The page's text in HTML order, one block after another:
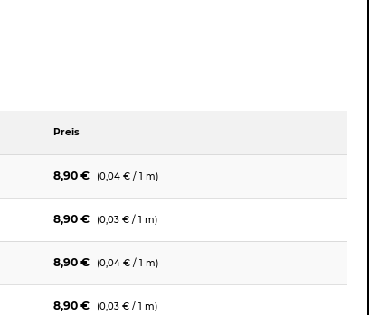
Preis
8,90 € (0,04 € / 1 m)
8,90 € (0,03 € / 1 m)
8,90 € (0,04 € / 1 m)
8,90 € (0,03 € / 1 m)